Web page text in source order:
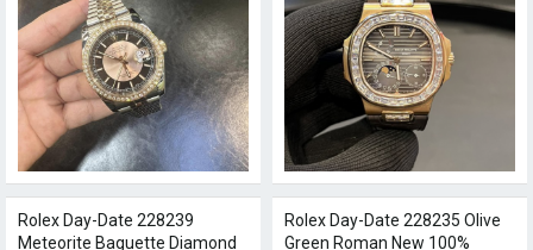
Rolex Day-Date 228239
Meteorite Baguette Diamond
Rolex Day-Date 228235 Olive
Green Roman New 100%